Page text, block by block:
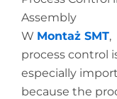
Assembly
W Montaż SMT,
process control
especially
because the